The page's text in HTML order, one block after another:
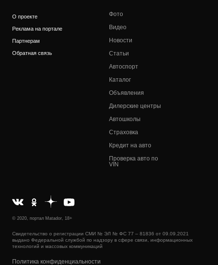
О проекте
Реклама на портале
Партнерам
Обратная связь
Фото
Видео
Новости
Статьи
Автоспорт
Каталог
Объявления
Дилерские центры
Автошколы
Страховка
Кредит на авто
Проверка авто по
VIN
© 2020, портал Matador, 18+
Свидетельство о регистрации СМИ № ЭЛ № ФС 77 – 81836 от 09.09.2021
выдано Федеральной службой по надзору в сфере связи, информационных
технологий и массовых коммуникаций
Политика конфиденциальности